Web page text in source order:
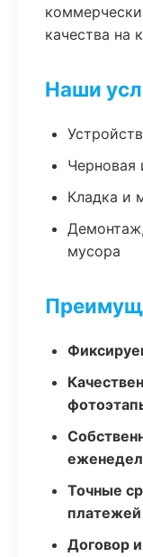
качества на
Наши
Черновая
Кладка и
мусора
Точные
платежей
Договор